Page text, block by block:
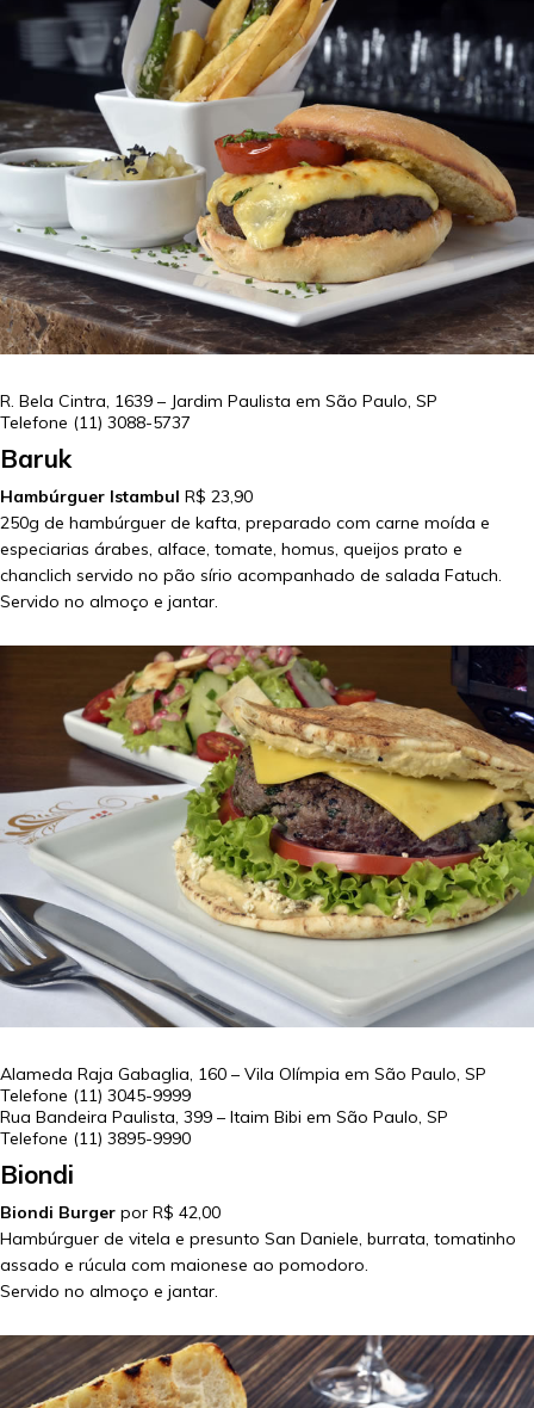
R. Bela Cintra, 1639 – Jardim Paulista em São Paulo, SP
Telefone (11) 3088-5737
Baruk
Hambúrguer Istambul R$ 23,90
250g de hambúrguer de kafta, preparado com carne moída e
especiarias árabes, alface, tomate, homus, queijos prato e
chanclich servido no pão sírio acompanhado de salada Fatuch.
Servido no almoço e jantar.
Alameda Raja Gabaglia, 160 – Vila Olímpia em São Paulo, SP
Telefone (11) 3045-9999
Rua Bandeira Paulista, 399 – Itaim Bibi em São Paulo, SP
Telefone (11) 3895-9990
Biondi
Biondi Burger por R$ 42,00
Hambúrguer de vitela e presunto San Daniele, burrata, tomatinho
assado e rúcula com maionese ao pomodoro.
Servido no almoço e jantar.